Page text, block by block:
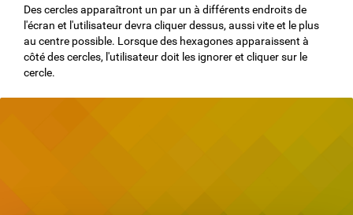
Des cercles apparaîtront un par un à différents endroits de
l'écran et l'utilisateur devra cliquer dessus, aussi vite et le plus
au centre possible. Lorsque des hexagones apparaissent à
côté des cercles, l'utilisateur doit les ignorer et cliquer sur le
cercle.